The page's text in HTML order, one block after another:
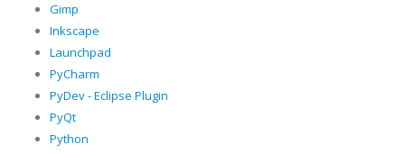
Gimp
Inkscape
Launchpad
PyCharm
PyDev - Eclipse Plugin
PyQt
Python